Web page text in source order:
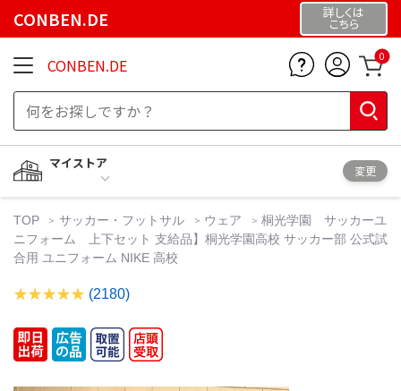
CONBEN.DE 詳しくは
こちら
CONBEN.DE 0
マイストア
変更
TOP サッカー・フットサル ウェア
桐光学園 サッカーユ
ニフォーム 上下セット 支給品】桐光学園高校 サッカー部 公式試
合用 ユニフォーム NIKE 高校
(2180)